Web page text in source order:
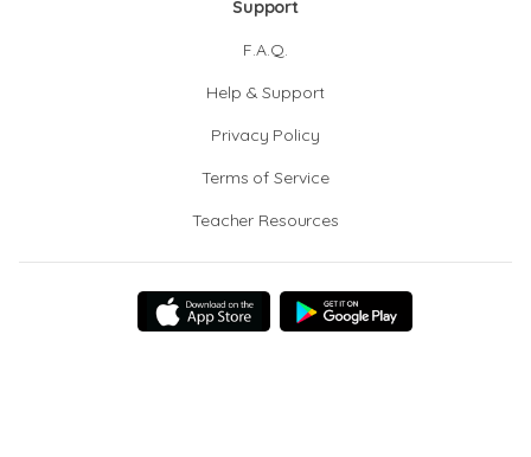
Support
F.A.Q.
Help & Support
Privacy Policy
Terms of Service
Teacher Resources